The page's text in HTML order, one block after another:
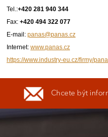
Tel.:+420 281 940 344
Fax: +420 494 322 077
E-mail: panas@panas.cz
Internet: www.panas.cz
https://www.industry-eu.cz/firmy/
Chcete být